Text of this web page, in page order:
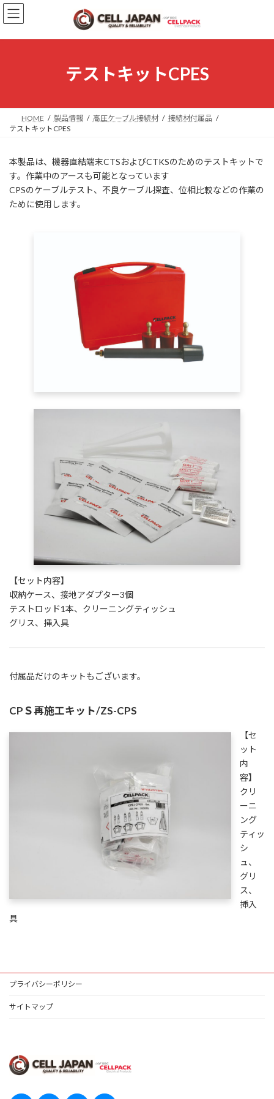
コ
ン
ン
ナ
ビ
ー
テストキットCPES
HOME 製品情報 高圧ケーブル接続材
接続材付属品
テストキットCPES
本製品は、機器直結端末CTSおよびCTKSのためのテストキットで
す。作業中のアースも可能となっています
CPSのケーブルテスト、不良ケーブル探査、位相比較などの作業の
ために使用します。
【セット内容】
収納ケース、接地アダプター3個
テストロッド1本、クリーニングティッシュ
グリス、挿入具
付属品だけのキットもございます。
CPＳ再施工キット/ZS-CPS
【セ
ット
内
容】
クリ
ーニ
ング
ティッ
シ
ュ、
グリ
ス、
挿入
具
プライバシーポリシー
サイトマップ